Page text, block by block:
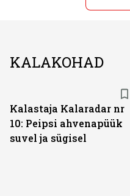
KALAKOHAD
Kalastaja Kalaradar nr
10: Peipsi ahvenapüük
suvel ja sügisel